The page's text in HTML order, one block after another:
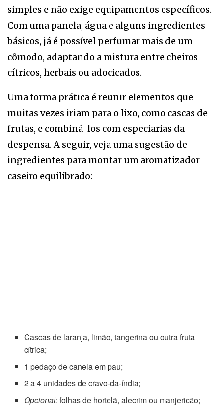
simples e não exige equipamentos específicos.
Com uma panela, água e alguns ingredientes
básicos, já é possível perfumar mais de um
cômodo, adaptando a mistura entre cheiros
cítricos, herbais ou adocicados.
Uma forma prática é reunir elementos que
muitas vezes iriam para o lixo, como cascas de
frutas, e combiná-los com especiarias da
despensa. A seguir, veja uma sugestão de
ingredientes para montar um aromatizador
caseiro equilibrado:
Cascas de laranja, limão, tangerina ou outra fruta
cítrica;
1 pedaço de canela em pau;
2 a 4 unidades de cravo-da-índia;
Opcional:folhas de hortelã, alecrim ou manjericão;